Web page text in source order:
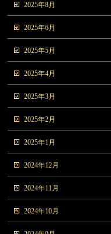
2025年8月
2025年6月
2025年5月
2025年4月
2025年3月
2025年2月
2025年1月
2024年12月
2024年11月
2024年10月